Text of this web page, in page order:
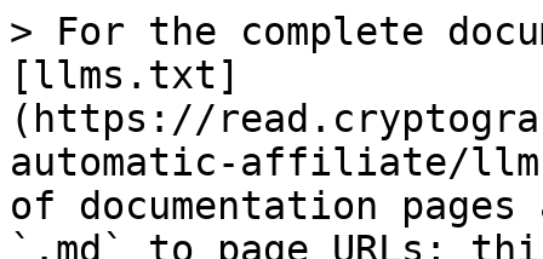
> For the complete
[llms.txt]
(https://
automatic-affiliate/
of documentation
`.md` to page URLs;